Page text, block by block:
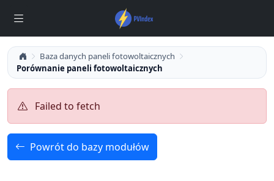
Baza danych paneli fotowoltaicznych
Porównanie paneli fotowoltaicznych
Failed to fetch
Powrót do bazy modułów